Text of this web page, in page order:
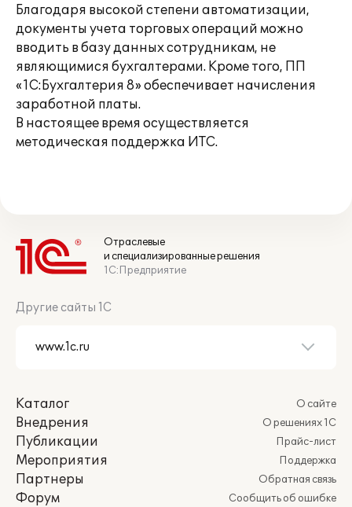
Благодаря высокой степени автоматизации,
документы учета торговых операций можно
вводить в базу данных сотрудникам, не
являющимися бухгалтерами. Кроме того, ПП
«1С:Бухгалтерия 8» обеспечивает начисления
заработной платы.
В настоящее время осуществляется
методическая поддержка ИТС.
Отраслевые
и специализированные решения
1С:Предприятие
Другие сайты 1С
Каталог
Внедрения
Публикации
Мероприятия
Партнеры
Форум
О сайте
О решениях 1С
Прайс-лист
Поддержка
Обратная связь
Сообщить об ошибке